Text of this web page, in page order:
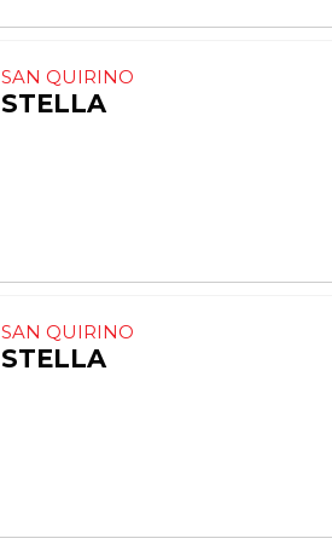
SAN QUIRINO
STELLA
SAN QUIRINO
STELLA